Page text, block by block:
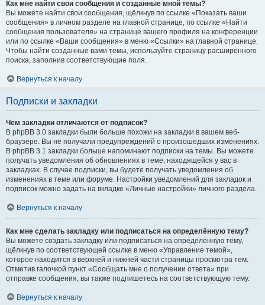
Как мне найти свои сообщения и созданные мной темы?
Вы можете найти свои сообщения, щёлкнув по ссылке «Показать ваши
сообщения» в личном разделе на главной странице, по ссылке «Найти
сообщения пользователя» на странице вашего профиля на конференции
или по ссылке «Ваши сообщения» в меню «Ссылки» на главной странице.
Чтобы найти созданные вами темы, используйте страницу расширенного
поиска, заполнив соответствующие поля.
Вернуться к началу
Подписки и закладки
Чем закладки отличаются от подписок?
В phpBB 3.0 закладки были больше похожи на закладки в вашем веб-
браузере. Вы не получали предупреждений о произошедших изменениях.
В phpBB 3.1 закладки больше напоминают подписки на темы. Вы можете
получать уведомления об обновлениях в теме, находящейся у вас в
закладках. В случае подписки, вы будете получать уведомления об
изменениях в теме или форуме. Настройки уведомлений для закладок и
подписок можно задать на вкладке «Личные настройки» личного раздела.
Вернуться к началу
Как мне сделать закладку или подписаться на определённую тему?
Вы можете создать закладку или подписаться на определённую тему,
щёлкнув по соответствующей ссылке в меню «Управление темой»,
которое находится в верхней и нижней части страницы просмотра тем.
Отметив галочкой пункт «Сообщать мне о получении ответа» при
отправке сообщения, вы также подпишетесь на соответствующую тему.
Вернуться к началу